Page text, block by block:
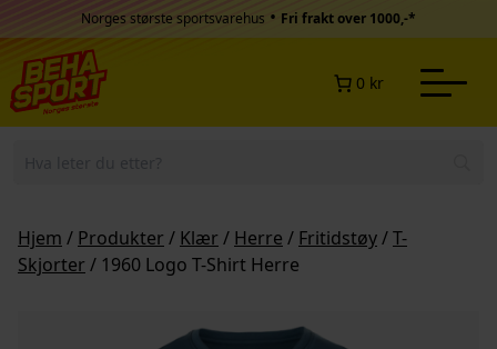
Hopp til innholdNorges største sportsvarehus • Fri frakt over 1000,-*
0 kr
Hjem / Produkter / Klær / Herre / Fritidstøy/T-
Skjorter / 1960 Logo T-Shirt Herre